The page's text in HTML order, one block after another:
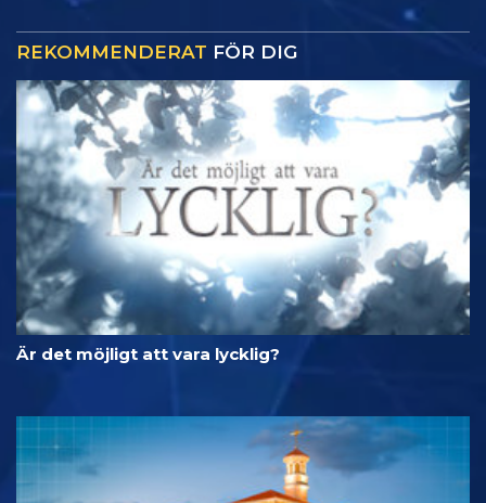
REKOMMENDERAT FÖR DIG
Är det möjligt att vara lycklig?